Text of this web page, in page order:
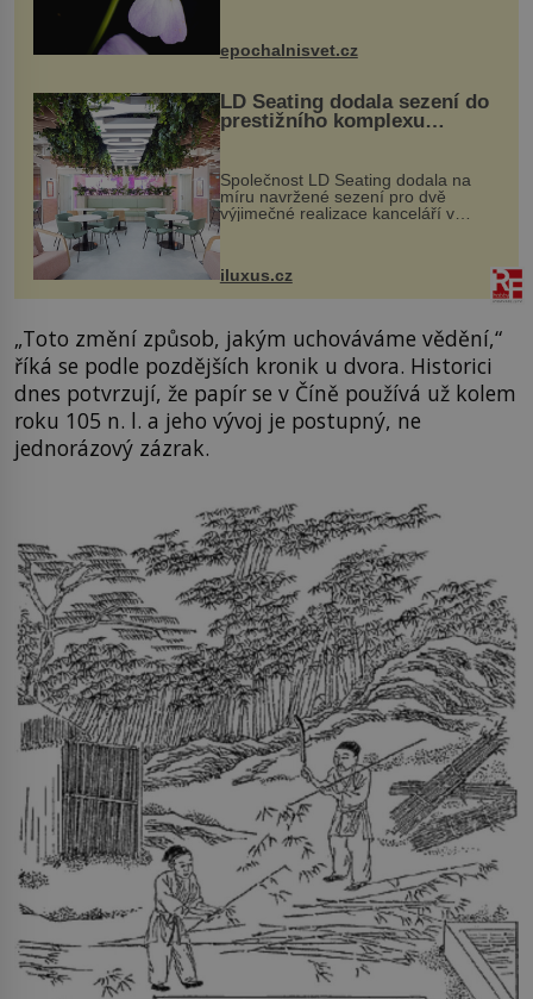
vstupenka...
epochalnisvet.cz
LD Seating dodala sezení do
prestižního komplexu
MediaCityUK v Salfordu
Společnost LD Seating dodala na
míru navržené sezení pro dvě
výjimečné realizace kanceláří v
areálu MediaCityUK v anglickém
budov Media...
iluxus.cz
„Toto změní způsob, jakým uchováváme vědění,“
říká se podle pozdějších kronik u dvora. Historici
dnes potvrzují, že papír se v Číně používá už kolem
roku 105 n. l. a jeho vývoj je postupný, ne
jednorázový zázrak.